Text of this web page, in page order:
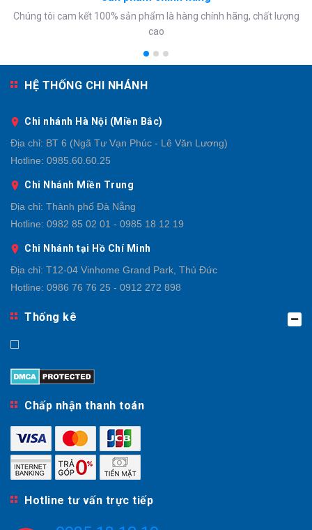
Chúng tôi cam kết 100% sản phẩm là hàng chính hãng, chất lượng
cao
HỆ THỐNG CHI NHÁNH
Chi nhánh Hà Nội (Miền Bắc)
Địa chỉ: BT 6 (Ngã Tư Vạn Phúc - Lê Văn Lương)
Hotline: 0985.60.60.25
Chi Nhánh Miền Trung
Địa chỉ: Thành phố Đà Nẵng
Hotline: 0982 85 02 01 - 0985 18 12 19
Chi Nhánh tại Hồ Chí Minh
Địa chỉ: T12-04 Vinhome Grand Park, Thủ Đức
Hotline: 0986 76 76 25 - 0912 272 898
Thống kê
Chấp nhận thanh toán
Hotline tư vấn trực tiếp